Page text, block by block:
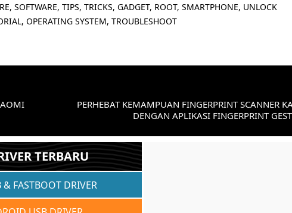
SOFTWARE, TIPS, TRICKS, GADGET, ROOT, SMARTPHONE, UNLOCK
OPERATING SYSTEM, TROUBLESHOOT
PERHEBAT KEMAMPUAN FINGERPRINT SCANNER
DENGAN APLIKASI FINGERPRINT
TERBARU
& FASTBOOT DRIVER